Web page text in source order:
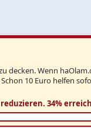
decken. Wenn
10 Euro helfen
34%